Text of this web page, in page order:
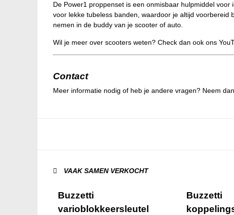
De Power1 proppenset is een onmisbaar hulpmiddel
voor lekke tubeless banden, waardoor je altijd
nemen in de buddy van je scooter of auto.
Wil je meer over scooters weten? Check dan ook ons
Contact
Meer informatie nodig of heb je andere vragen? Neem
VAAK SAMEN VERKOCHT
Buzzetti
varioblokkeersleutel
Buzzetti